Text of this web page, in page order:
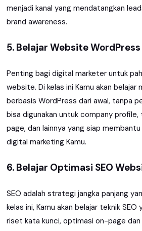
menjadi kanal yang mendatangkan
brand awareness.
5. Belajar Website WordPress
Penting bagi digital marketer untuk
website. Di kelas ini Kamu akan
berbasis WordPress dari awal, tanpa
bisa digunakan untuk company profile,
page, dan lainnya yang siap
digital marketing Kamu.
6. Belajar Optimasi SEO
SEO adalah strategi jangka panjang
kelas ini, Kamu akan belajar teknik
riset kata kunci, optimasi on-page